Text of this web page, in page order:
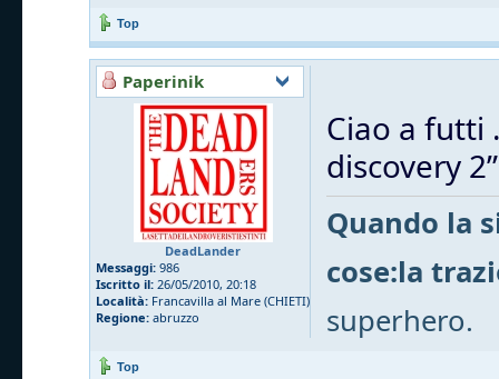
Top
Paperinik
DeadLander
Messaggi: 986
Iscritto il: 26/05/2010, 20:18
Località: Francavilla al Mare (CHIETI)
Regione: abruzzo
Ciao a futti
discovery
Quando la
cose:la
superhero.
Top